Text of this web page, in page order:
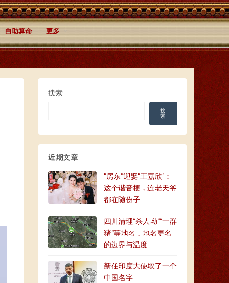
自助算命 更多
搜索
搜
索
近期文章
“房东”迎娶“王嘉欣”：
这个谐音梗，连老天爷
都在随份子
四川清理“杀人坳”“一群
猪”等地名，地名更名
的边界与温度
新任印度大使取了一个
中国名字